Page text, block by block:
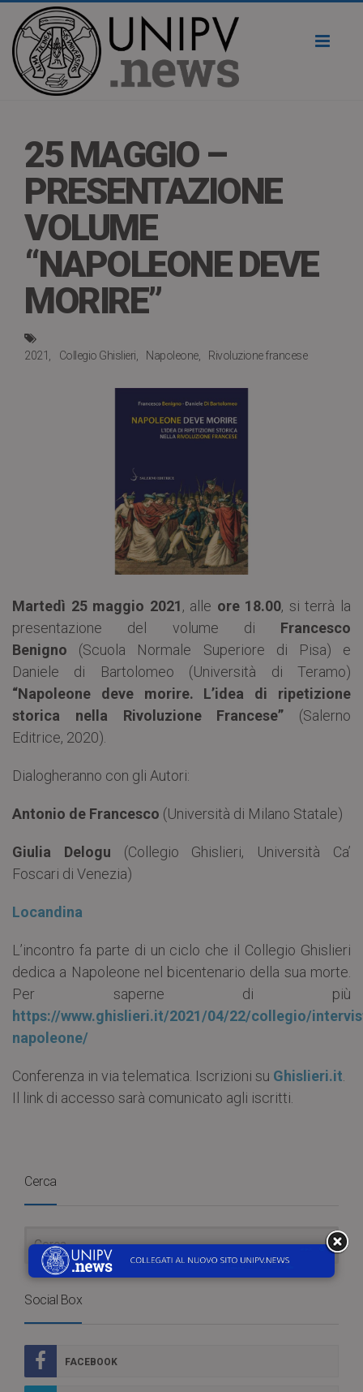
25 MAGGIO –
PRESENTAZIONE
VOLUME
“NAPOLEONE DEVE
MORIRE”
2021 Collegio Ghislieri Napoleone Rivoluzione francese
Martedì 25 maggio 2021, alle ore 18.00, si terrà la
presentazione del volume di Francesco
Benigno (Scuola Normale Superiore di Pisa) e
Daniele di Bartolomeo (Università di Teramo)
“Napoleone deve morire. L’idea di ripetizione
storica nella Rivoluzione Francese” (Salerno
Editrice, 2020).
Dialogheranno con gli Autori:
Antonio de Francesco (Università di Milano Statale)
Giulia Delogu (Collegio Ghislieri, Università Ca’
Foscari di Venezia)
Locandina
L’incontro fa parte di un ciclo che il Collegio Ghislieri
dedica a Napoleone nel bicentenario della sua morte.
Per saperne di più
https://www.ghislieri.it/2021/04/22/collegio/
napoleone/
Conferenza in via telematica. Iscrizioni su Ghislieri.it.
Il link di accesso sarà comunicato agli iscritti.
Cerca
Social Box
FACEBOOK